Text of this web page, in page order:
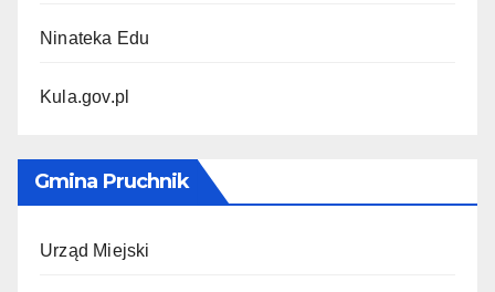
Ninateka Edu
Kula.gov.pl
Gmina Pruchnik
Urząd Miejski